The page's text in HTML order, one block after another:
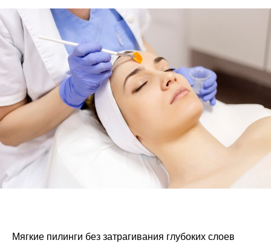
Мягкие пилинги без затрагивания глубоких слоев